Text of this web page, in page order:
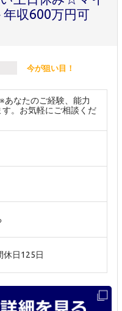
収600万円可
今が狙い目！
あなたのご経験、能力
。お気軽にご相談くだ
休日125日